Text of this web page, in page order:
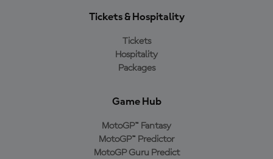
Tickets & Hospitality
Tickets
Hospitality
Packages
Game Hub
MotoGP™ Fantasy
MotoGP™ Predictor
MotoGP Guru Predict